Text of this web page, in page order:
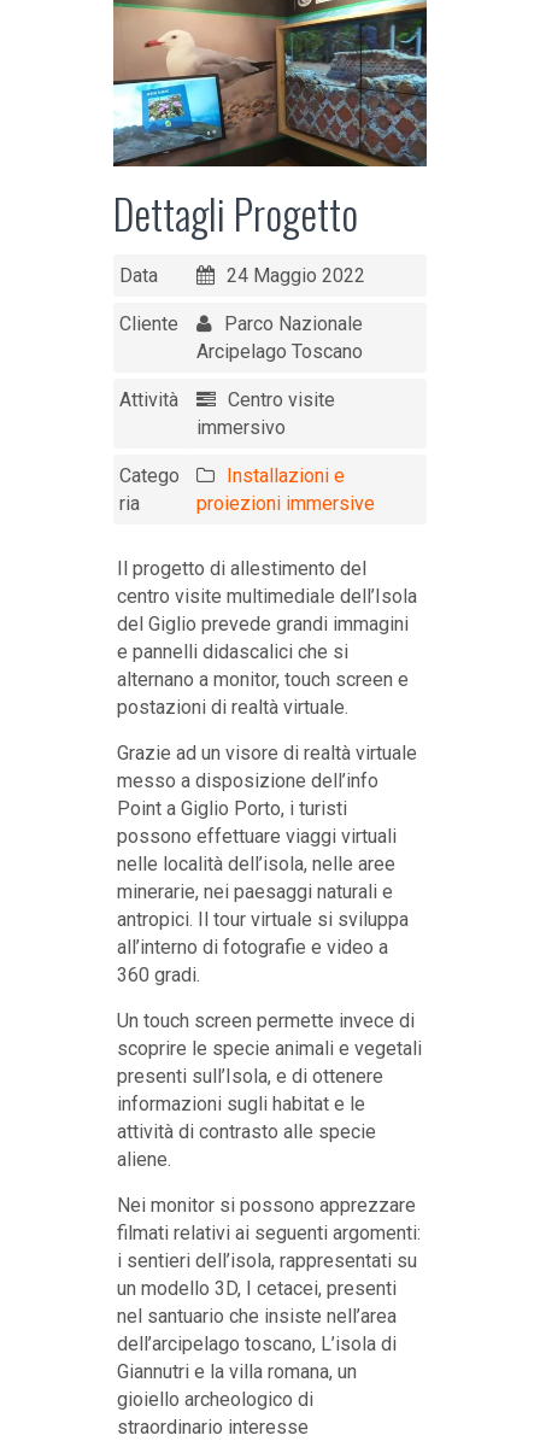
Dettagli Progetto
Data 24 Maggio 2022
Cliente
Parco Nazionale
Arcipelago Toscano
Attività
Centro visite
immersivo
Catego
ria
Installazioni e
proiezioni immersive
Il progetto di allestimento del
centro visite multimediale dell’Isola
del Giglio prevede grandi immagini
e pannelli didascalici che si
alternano a monitor, touch screen e
postazioni di realtà virtuale.
Grazie ad un visore di realtà virtuale
messo a disposizione dell’info
Point a Giglio Porto, i turisti
possono effettuare viaggi virtuali
nelle località dell’isola, nelle aree
minerarie, nei paesaggi naturali e
antropici. Il tour virtuale si sviluppa
all’interno di fotografie e video a
360 gradi.
Un touch screen permette invece di
scoprire le specie animali e vegetali
presenti sull’Isola, e di ottenere
informazioni sugli habitat e le
attività di contrasto alle specie
aliene.
Nei monitor si possono apprezzare
filmati relativi ai seguenti argomenti:
i sentieri dell’isola, rappresentati su
un modello 3D, I cetacei, presenti
nel santuario che insiste nell’area
dell’arcipelago toscano, L’isola di
Giannutri e la villa romana, un
gioiello archeologico di
straordinario interesse